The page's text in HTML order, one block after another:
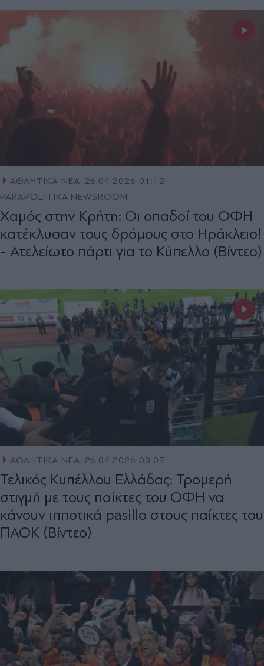
ΑΘΛΗΤΙΚΑ ΝΕΑ 26.04.2026 01:12
PARAPOLITIKA NEWSROOM
Χαμός στην Κρήτη: Οι οπαδοί του ΟΦΗ
κατέκλυσαν τους δρόμους στο Ηράκλειο!
- Ατελείωτο πάρτι για το Κύπελλο (Βίντεο)
ΑΘΛΗΤΙΚΑ ΝΕΑ 26.04.2026 00:07
Τελικός Κυπέλλου Ελλάδας: Τρομερή
στιγμή με τους παίκτες του ΟΦΗ να
κάνουν ιπποτικά pasillo στους παίκτες του
ΠΑΟΚ (Βίντεο)